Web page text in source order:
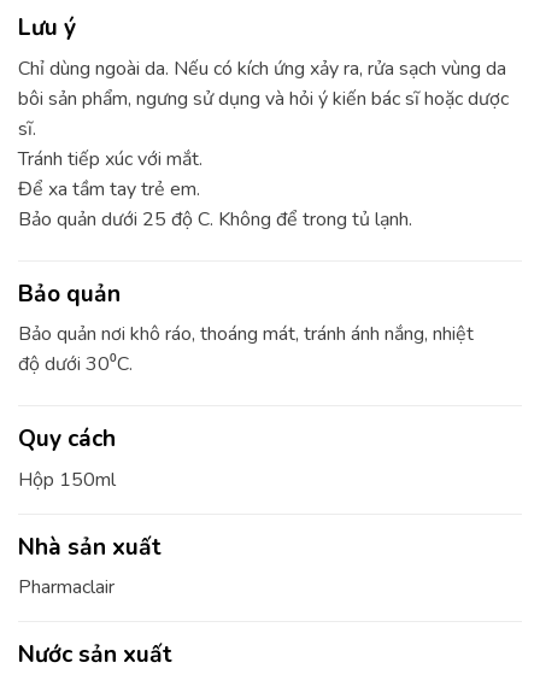
Lưu ý
Chỉ dùng ngoài da. Nếu có kích ứng xảy ra, rửa sạch vùng da
bôi sản phẩm, ngưng sử dụng và hỏi ý kiến bác sĩ hoặc dược
sĩ.
Tránh tiếp xúc với mắt.
Để xa tầm tay trẻ em.
Bảo quản dưới 25 độ C. Không để trong tủ lạnh.
Bảo quản
Bảo quản nơi khô ráo, thoáng mát, tránh ánh nắng, nhiệt
độ dưới 30⁰C.
Quy cách
Hộp 150ml
Nhà sản xuất
Pharmaclair
Nước sản xuất